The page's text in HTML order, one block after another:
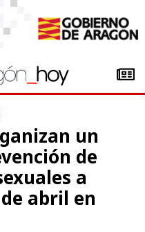
un
de
a
abril en